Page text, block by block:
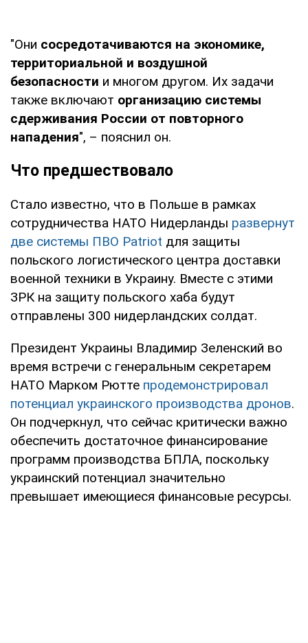
"Они сосредотачиваются на экономике,
территориальной и воздушной
безопасности и многом другом. Их задачи
также включают организацию системы
сдерживания России от повторного
нападения", – пояснил он.
Что предшествовало
Стало известно, что в Польше в рамках
сотрудничества НАТО Нидерланды развернут
две системы ПВО Patriot для защиты
польского логистического центра доставки
военной техники в Украину. Вместе с этими
ЗРК на защиту польского хаба будут
отправлены 300 нидерландских солдат.
Президент Украины Владимир Зеленский во
время встречи с генеральным секретарем
НАТО Марком Рютте продемонстрировал
потенциал украинского производства дронов.
Он подчеркнул, что сейчас критически важно
обеспечить достаточное финансирование
программ производства БПЛА, поскольку
украинский потенциал значительно
превышает имеющиеся финансовые ресурсы.